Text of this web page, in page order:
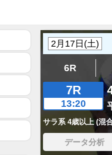
6R
7R
13:20
サラ系 4歳以上 (混
データ分析